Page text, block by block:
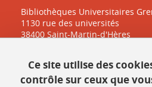
Bibliothèques Universitaires
1130 rue des universités
38400 Saint-Martin-d'Hères
Contact
Ce site utilise des
contrôle sur ceux que